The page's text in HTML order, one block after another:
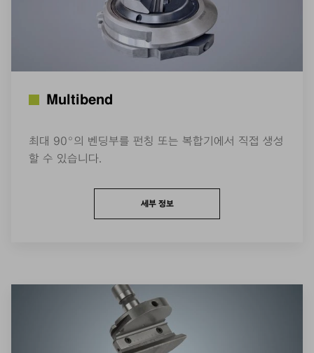
Multibend
최대 90°의 벤딩부를 펀칭 또는 복합기에서 직접 생성
할 수 있습니다.
세부 정보